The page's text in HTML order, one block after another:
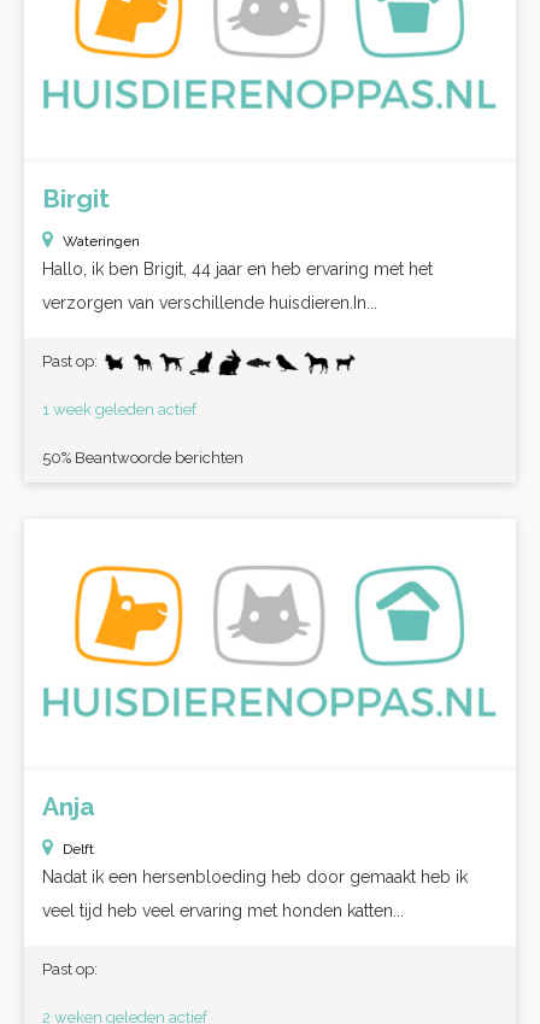
Birgit
Wateringen
Hallo, ik ben Brigit, 44 jaar en heb ervaring met het
verzorgen van verschillende huisdieren.In...
Past op:
1 week geleden actief
50% Beantwoorde berichten
Anja
Delft
Nadat ik een hersenbloeding heb door gemaakt heb ik
veel tijd heb veel ervaring met honden katten...
Past op:
2 weken geleden actief